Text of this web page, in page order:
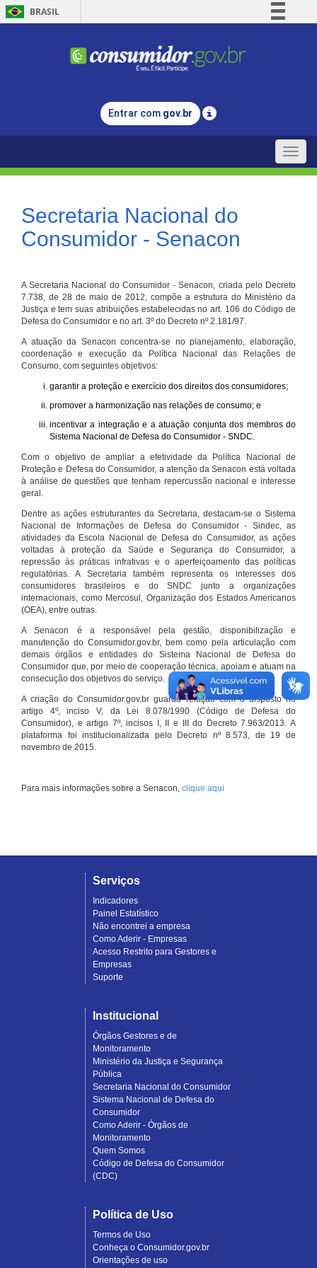
BRASIL
Comunica BR
Legislação
Entrar com gov.br
Toggle
Secretaria Nacional do
Consumidor - Senacon
A Secretaria Nacional do Consumidor - Senacon, criada pelo Decreto
7.738, de 28 de maio de 2012, compõe a estrutura do Ministério da
Justiça e tem suas atribuições estabelecidas no art. 106 do Código de
Defesa do Consumidor e no art. 3º do Decreto nº 2.181/97.
A atuação da Senacon concentra-se no planejamento, elaboração,
coordenação e execução da Política Nacional das Relações de
Consumo, com seguintes objetivos:
garantir a proteção e exercício dos direitos dos consumidores;
promover a harmonização nas relações de consumo; e
incentivar a integração e a atuação conjunta dos membros do
Sistema Nacional de Defesa do Consumidor - SNDC.
Com o objetivo de ampliar a efetividade da Política Nacional de
Proteção e Defesa do Consumidor, a atenção da Senacon está voltada
à análise de questões que tenham repercussão nacional e interesse
geral.
Dentre as ações estruturantes da Secretaria, destacam-se o Sistema
Nacional de Informações de Defesa do Consumidor - Sindec, as
atividades da Escola Nacional de Defesa do Consumidor, as ações
voltadas à proteção da Saúde e Segurança do Consumidor, a
repressão às práticas infrativas e o aperfeiçoamento das políticas
regulatórias. A Secretaria também representa os interesses dos
consumidores brasileiros e do SNDC junto a organizações
internacionais, como Mercosul, Organização dos Estados Americanos
(OEA), entre outras.
A Senacon é a responsável pela gestão, disponibilização e
manutenção do Consumidor.gov.br, bem como pela articulação com
demais órgãos e entidades do Sistema Nacional de Defesa do
Consumidor que, por meio de cooperação técnica, apoiam e atuam na
consecução dos objetivos do serviço.
A criação do Consumidor.gov.br guarda relação com o disposto no
artigo 4º, inciso V, da Lei 8.078/1990 (Código de Defesa do
Consumidor), e artigo 7º, incisos I, II e III do Decreto 7.963/2013. A
plataforma foi institucionalizada pelo Decreto nº 8.573, de 19 de
novembro de 2015.
Para mais informações sobre a Senacon, clique aqui
Serviços
Indicadores
Painel Estatístico
Não encontrei a empresa
Como Aderir - Empresas
Acesso Restrito para Gestores e
Empresas
Suporte
Institucional
Órgãos Gestores e de
Monitoramento
Ministério da Justiça e Segurança
Pública
Secretaria Nacional do Consumidor
Sistema Nacional de Defesa do
Consumidor
Como Aderir - Órgãos de
Monitoramento
Quem Somos
Código de Defesa do Consumidor
(CDC)
Política de Uso
Termos de Uso
Conheça o Consumidor.gov.br
Orientações de uso